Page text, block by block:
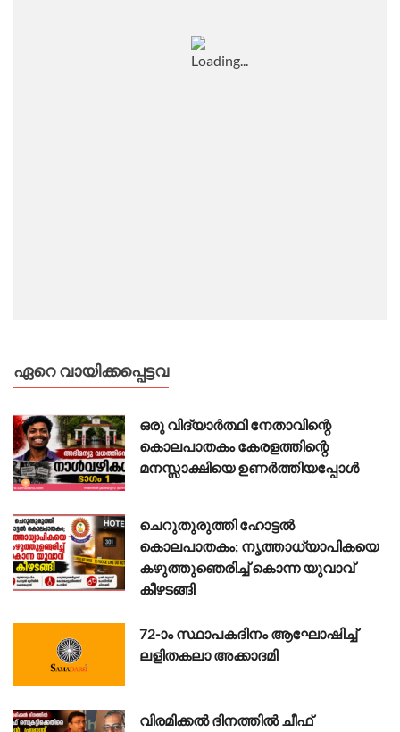
ഏറെ വായിക്കപ്പെട്ടവ
ഒരു വിദ്യാർത്ഥി നേതാവിന്റെ
കൊലപാതകം കേരളത്തിന്റെ
മനസ്സാക്ഷിയെ ഉണർത്തിയപ്പോൾ
ചെറുതുരുത്തി ഹോട്ടൽ
കൊലപാതകം; നൃത്താധ്യാപികയെ
കഴുത്തുഞെരിച്ച് കൊന്ന യുവാവ്
കീഴടങ്ങി
72-ാം സ്ഥാപകദിനം ആഘോഷിച്ച്
ലളിതകലാ അക്കാദമി
വിരമിക്കൽ ദിനത്തിൽ ചീഫ്